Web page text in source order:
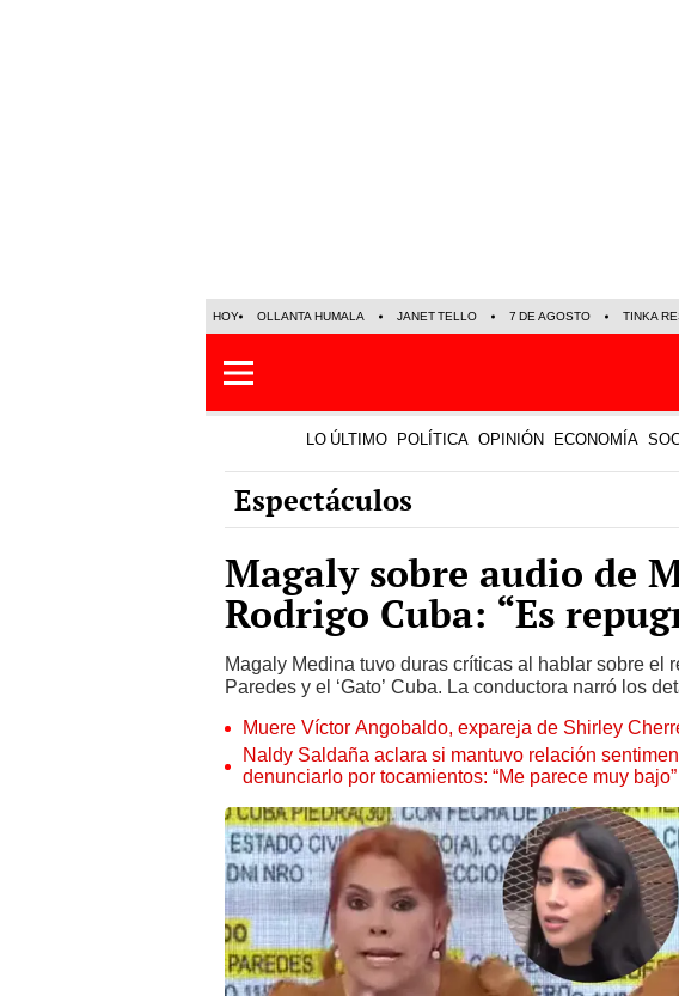
HOY OLLANTA HUMALA JANET TELLO 7 DE AGOSTO TINKA
LO ÚLTIMO POLÍTICA OPINIÓN ECONOMÍA
Espectáculos
Magaly sobre audio de
Rodrigo Cuba: “Es
Magaly Medina tuvo duras críticas al hablar sobre el
Paredes y el ‘Gato’ Cuba. La conductora narró los
Muere Víctor Angobaldo, expareja de Shirley
Naldy Saldaña aclara si mantuvo relación
denunciarlo por tocamientos: “Me parece muy bajo”